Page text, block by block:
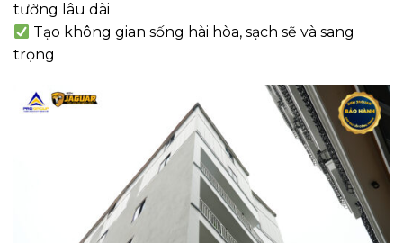
tường lâu dài
Tạo không gian sống hài hòa, sạch sẽ và sang
trọng